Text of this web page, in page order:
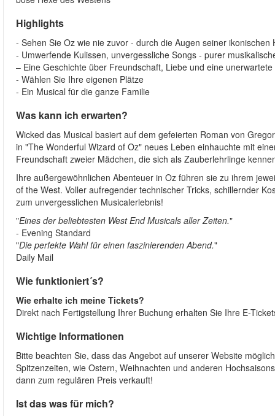
Highlights
- Sehen Sie Oz wie nie zuvor - durch die Augen seiner ikonischen
- Umwerfende Kulissen, unvergessliche Songs - purer
– Eine Geschichte über Freundschaft, Liebe und eine
- Wählen Sie Ihre eigenen Plätze
- Ein Musical für die ganze Familie
Was kann ich erwarten?
Wicked das Musical basiert auf dem gefeierten Roman von
in "The Wonderful Wizard of Oz" neues Leben einhauchte mit
Freundschaft zweier Mädchen, die sich als Zauberlehrlinge
Ihre außergewöhnlichen Abenteuer in Oz führen sie zu ihrem
of the West. Voller aufregender technischer Tricks, schillernder
zum unvergesslichen Musicalerlebnis!
"Eines der beliebtesten West End Musicals aller Zeiten."
- Evening Standard
"Die perfekte Wahl für einen faszinierenden Abend."
Daily Mail
Wie funktioniert´s?
Wie erhalte ich meine Tickets?
Direkt nach Fertigstellung Ihrer Buchung erhalten Sie Ihre E-
Wichtige Informationen
Bitte beachten Sie, dass das Angebot auf unserer Website
Spitzenzeiten, wie Ostern, Weihnachten und anderen
dann zum regulären Preis verkauft!
Ist das was für mich?